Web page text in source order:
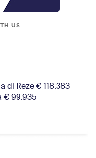
US
di Reze € 118.383
€ 99.935